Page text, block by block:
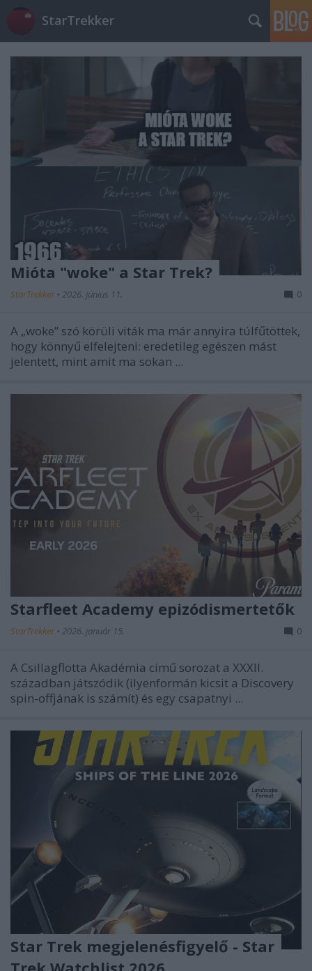
StarTrekker
Mióta "woke" a Star Trek?
StarTrekker • 2026. június 11. 0
A „woke” szó körüli viták ma már annyira túlfűtöttek,
hogy könnyű elfelejteni: eredetileg egészen mást
jelentett, mint amit ma sokan ...
Starfleet Academy epizódismertetők
StarTrekker • 2026. január 15. 0
A Csillagflotta Akadémia című sorozat a XXXII.
században játszódik (ilyenformán kicsit a Discovery
spin-offjának is számít) és egy csapatnyi ...
Star Trek megjelenésfigyelő - Star